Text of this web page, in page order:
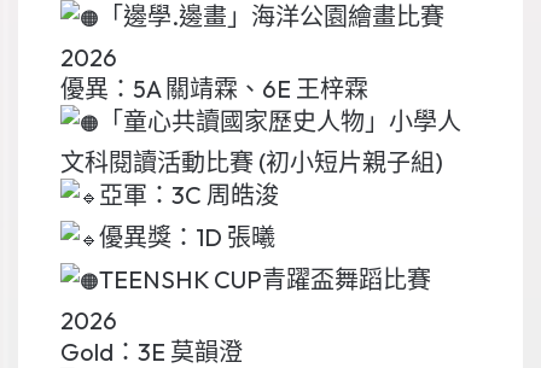
「邊學.邊畫」海洋公園繪畫比賽
2026
優異：5A 關靖霖、6E 王梓霖
「童心共讀國家歷史人物」小學人
文科閱讀活動比賽 (初小短片親子組)
亞軍：3C 周皓浚
優異獎：1D 張曦
TEENSHK CUP青躍盃舞蹈比賽
2026
Gold：3E 莫韻澄